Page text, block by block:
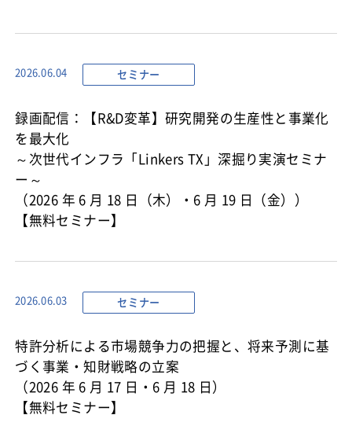
2026.06.04 セミナー
録画配信：【R&D変革】研究開発の生産性と事業化
を最大化
～次世代インフラ「Linkers TX」深掘り実演セミナ
ー～
（2026 年 6 月 18 日（木）・6 月 19 日（金））
【無料セミナー】
2026.06.03 セミナー
特許分析による市場競争力の把握と、将来予測に基
づく事業・知財戦略の立案
（2026 年 6 月 17 日・6 月 18 日）
【無料セミナー】